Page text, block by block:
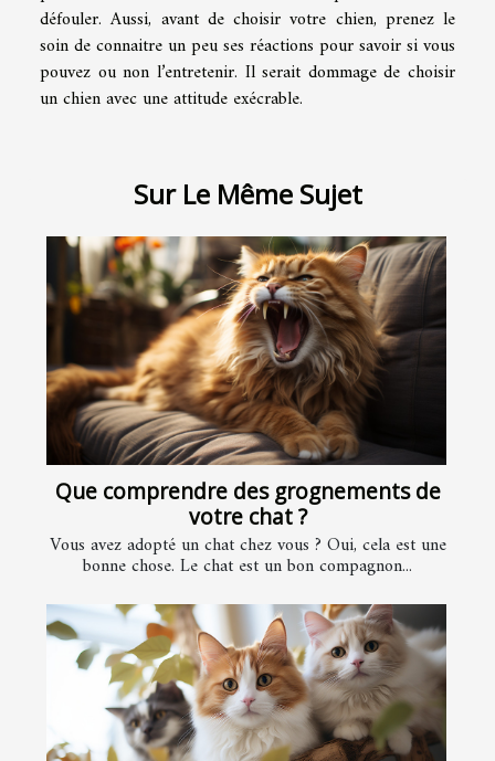
défouler. Aussi, avant de choisir votre chien, prenez le
soin de connaitre un peu ses réactions pour savoir si vous
pouvez ou non l’entretenir. Il serait dommage de choisir
un chien avec une attitude exécrable.
Sur Le Même Sujet
Que comprendre des grognements de
votre chat ?
Vous avez adopté un chat chez vous ? Oui, cela est une
bonne chose. Le chat est un bon compagnon...